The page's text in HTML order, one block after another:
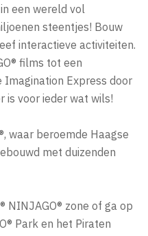
een wereld vol
steentjes! Bouw
interactieve activiteiten.
films tot een
Express door
is voor ieder wat wils!
waar beroemde Haagse
met duizenden
NINJAGO® zone of ga op
Park en het Piraten